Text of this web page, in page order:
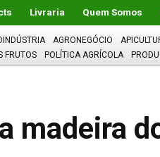
Livraria Quem Somos
AGRONEGÓCIO
FRUTOS POLÍTICA AGRÍCOLA
madeira